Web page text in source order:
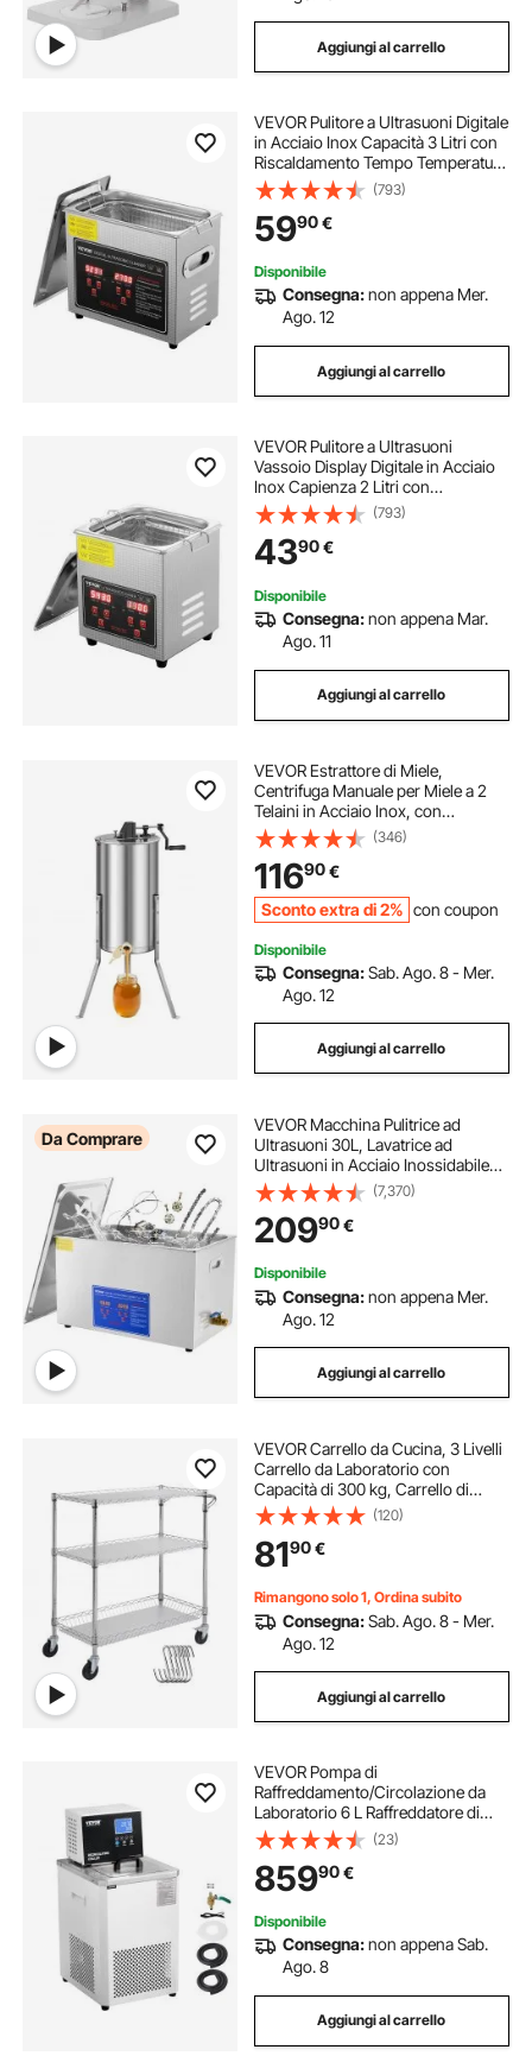
Aggiungi al carrello
VEVOR Pulitore a Ultrasuoni Digitale
in Acciaio Inox Capacità 3 Litri con
Riscaldamento Tempo Temperatura
Regolabile, Macchina Pulitrice a
Ultrasuoni da Gioielli Occhiali
Orologi Laboratorio Clinico
(793)
5990€
Disponibile
Consegna:non appena Mer.
Ago. 12
Aggiungi al carrello
VEVOR Pulitore a Ultrasuoni
Vassoio Display Digitale in Acciaio
Inox Capienza 2 Litri con
Riscaldamento Tempo Temperatura
Regolabile, Macchina Pulitrice a
Ultrasuoni per Gioielli Occhiali
Laboratorio
(793)
4390€
Disponibile
Consegna:non appena Mar.
Ago. 11
Aggiungi al carrello
VEVOR Estrattore di Miele,
Centrifuga Manuale per Miele a 2
Telaini in Acciaio Inox, con
Coperchio Trasparente, Regolabile
in Altezza, Apicoltura per
Estrazione di Favi, 340 x 610 x 1080
mm
(346)
11690€
Sconto extra di 2% con coupon
Disponibile
Consegna:Sab. Ago. 8 - Mer.
Ago. 12
Aggiungi al carrello
Da Comprare
VEVOR Macchina Pulitrice ad
Ultrasuoni 30L, Lavatrice ad
Ultrasuoni in Acciaio Inossidabile
Multifunzione con Timer Digitale,
Pulitrice Professionale per Occhiali
Orologi Gioielli Laboratorio
(7,370)
20990€
Disponibile
Consegna:non appena Mer.
Ago. 12
Aggiungi al carrello
VEVOR Carrello da Cucina, 3 Livelli
Carrello da Laboratorio con
Capacità di 300 kg, Carrello di
Servizio Telaio Cromato, Carrello
Portaoggetti, Carrello di Trasporto
6 Ganci, per Uso Interno Esterno
(120)
8190€
Rimangono solo 1, Ordina subito
Consegna:Sab. Ago. 8 - Mer.
Ago. 12
Aggiungi al carrello
VEVOR Pompa di
Raffreddamento/Circolazione da
Laboratorio 6 L Raffreddatore di
Fluido di Raffreddamento -5 ℃-100
°C Pompa di Circolazione Schermo
LCD Bagnomaria Raffreddamento
ad Acqua Circolante
(23)
85990€
Disponibile
Consegna:non appena Sab.
Ago. 8
Aggiungi al carrello